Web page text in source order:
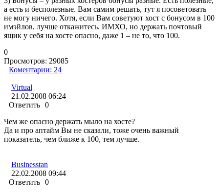
а есть и бесполезные. Вам самим решать, тут я посоветовать
не могу ничего. Хотя, если Вам советуют хост с бонусом в 100
имэйлов, лучше откажитесь. ИМХО, но держать почтовый
ящик у себя на хосте опасно, даже 1 – не то, что 100.
0
Просмотров: 29085
Коментарии: 24
Virtual
21.02.2008 06:24
Ответить 0
Чем же опасно держать мыло на хосте?
Да и про аптайм Вы не сказали, тоже очень важный
показатель, чем ближе к 100, тем лучше.
Businesstan
22.02.2008 09:44
Ответить 0